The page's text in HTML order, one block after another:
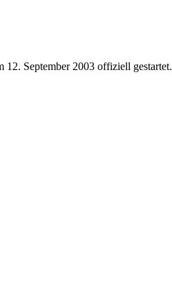
September 2003 offiziell gestartet.